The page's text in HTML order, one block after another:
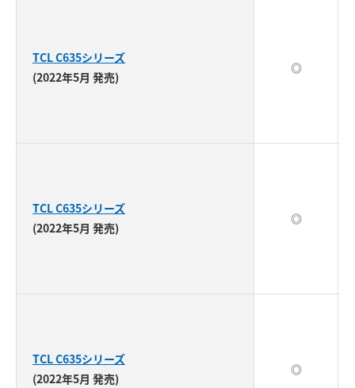
TCL C635シリーズ
(2022年5月 発売)
◎
TCL C635シリーズ
(2022年5月 発売)
◎
TCL C635シリーズ
(2022年5月 発売)
◎